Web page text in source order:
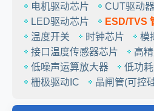
电机驱动芯片
CUT驱动
LED驱动芯片
ESD/TVS
温度开关
时钟芯片 模
接口温度传感器芯片
高
低噪声运算放大器
低功
栅极驱动IC
晶闸管(可控